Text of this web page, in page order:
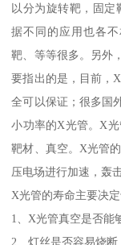
以分为旋转靶，固定
据不同的应用也各
靶、等等很多。另外
要指出的是，目前，
全可以保证；很多国
小功率的X光管。X光
靶材、真空。X光管
压电场进行加速，轰
X光管的寿命主要决定
1、X光管真空是否能
2、灯丝是否容易烧断